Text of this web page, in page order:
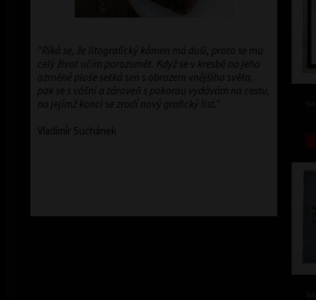
"Říká se, že litografický kámen má duši, proto se mu
celý život učím porozumět. Když se v kresbě na jeho
ozrněné ploše setká sen s obrazem vnějšího světa,
pak se s vášní a zároveň s pokorou vydávám na cestu,
na jejímž konci se zrodí nový grafický list."
Vladimír Suchánek